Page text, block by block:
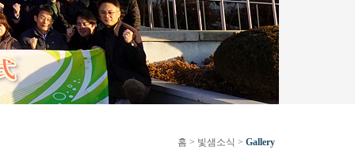
홈 > 빛샘소식 > Gallery